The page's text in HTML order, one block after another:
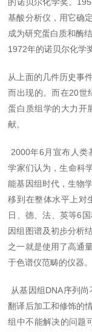
基酸分析仪，用它确
成为研究蛋白质和酶
1972年的诺贝尔化学
从上面的几件历史事
而出现的。而在20世
蛋白质组学的大力开
献。
2000年6月宣布人类
学家们认为，生命科
能基因组时代，生物
移到在整体水平上对
日、德、法、英等6
因组图谱及初步分析
之一就是使用了高通
于色谱仪范畴的仪器。
从基因组DNA序列
翻译后加工和修饰的
组中不能解决的问题